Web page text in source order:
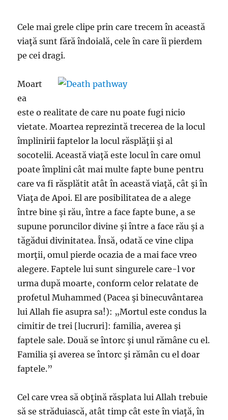
Cele mai grele clipe prin care trecem în această
viaţă sunt fără îndoială, cele în care îi pierdem
pe cei dragi.
Moart
ea
este o realitate de care nu poate fugi nicio
vietate. Moartea reprezintă trecerea de la locul
împlinirii faptelor la locul răsplăţii şi al
socotelii. Această viaţă este locul în care omul
poate împlini cât mai multe fapte bune pentru
care va fi răsplătit atât în această viaţă, cât şi în
Viaţa de Apoi. El are posibilitatea de a alege
între bine şi rău, între a face fapte bune, a se
supune poruncilor divine şi între a face rău şi a
tăgădui divinitatea. Însă, odată ce vine clipa
morţii, omul pierde ocazia de a mai face vreo
alegere. Faptele lui sunt singurele care-l vor
urma după moarte, conform celor relatate de
profetul Muhammed (Pacea şi binecuvântarea
lui Allah fie asupra sa!): „Mortul este condus la
cimitir de trei [lucruri]: familia, averea şi
faptele sale. Două se întorc şi unul rămâne cu el.
Familia şi averea se întorc şi rămân cu el doar
faptele.”
Cel care vrea să obţină răsplata lui Allah trebuie
să se străduiască, atât timp cât este în viaţă, în